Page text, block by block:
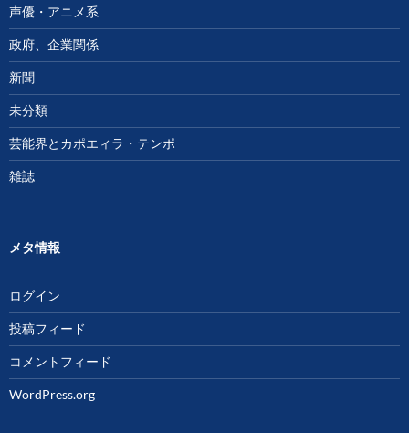
声優・アニメ系
政府、企業関係
新聞
未分類
芸能界とカポエィラ・テンポ
雑誌
メタ情報
ログイン
投稿フィード
コメントフィード
WordPress.org